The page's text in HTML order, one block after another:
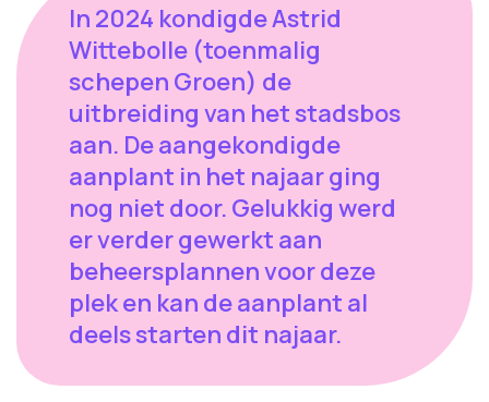
In 2024 kondigde Astrid
Wittebolle (toenmalig
schepen Groen) de
uitbreiding van het stadsbos
aan. De aangekondigde
aanplant in het najaar ging
nog niet door. Gelukkig werd
er verder gewerkt aan
beheersplannen voor deze
plek en kan de aanplant al
deels starten dit najaar.